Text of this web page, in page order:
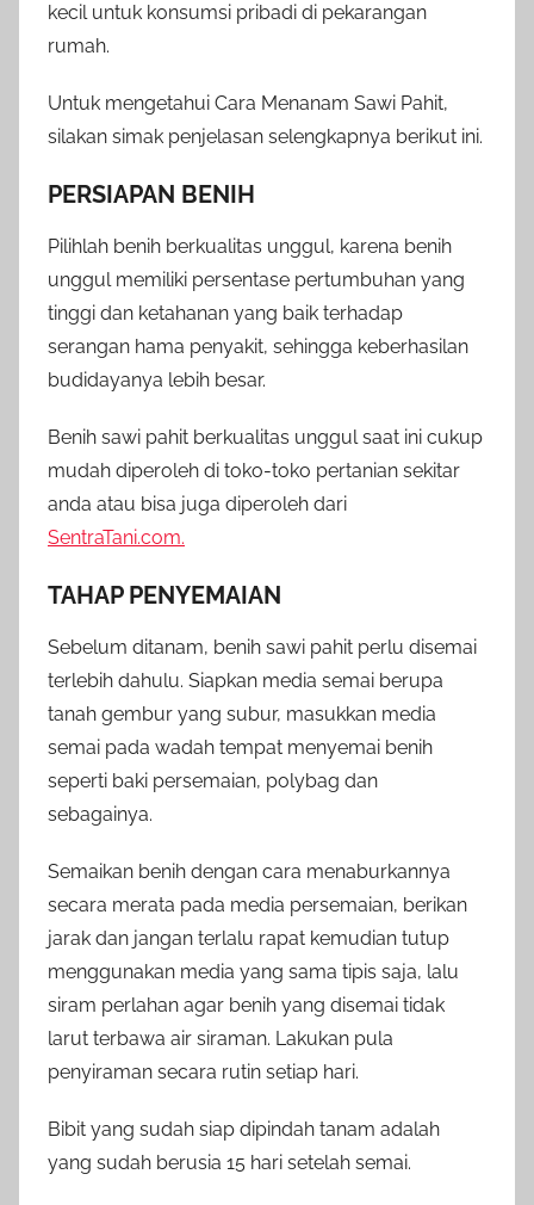
kecil untuk konsumsi pribadi di pekarangan
rumah.
Untuk mengetahui Cara Menanam Sawi Pahit,
silakan simak penjelasan selengkapnya berikut ini.
PERSIAPAN BENIH
Pilihlah benih berkualitas unggul, karena benih
unggul memiliki persentase pertumbuhan yang
tinggi dan ketahanan yang baik terhadap
serangan hama penyakit, sehingga keberhasilan
budidayanya lebih besar.
Benih sawi pahit berkualitas unggul saat ini cukup
mudah diperoleh di toko-toko pertanian sekitar
anda atau bisa juga diperoleh dari
SentraTani.com.
TAHAP PENYEMAIAN
Sebelum ditanam, benih sawi pahit perlu disemai
terlebih dahulu. Siapkan media semai berupa
tanah gembur yang subur, masukkan media
semai pada wadah tempat menyemai benih
seperti baki persemaian, polybag dan
sebagainya.
Semaikan benih dengan cara menaburkannya
secara merata pada media persemaian, berikan
jarak dan jangan terlalu rapat kemudian tutup
menggunakan media yang sama tipis saja, lalu
siram perlahan agar benih yang disemai tidak
larut terbawa air siraman. Lakukan pula
penyiraman secara rutin setiap hari.
Bibit yang sudah siap dipindah tanam adalah
yang sudah berusia 15 hari setelah semai.